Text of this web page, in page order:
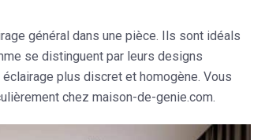
général dans une pièce. Ils sont idéals
se distinguent par leurs designs
plus discret et homogène. Vous
chez maison-de-genie.com.